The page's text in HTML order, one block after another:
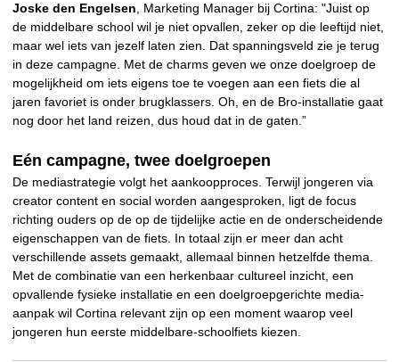
Joske den Engelsen, Marketing Manager bij Cortina: "Juist op
de middelbare school wil je niet opvallen, zeker op die leeftijd niet,
maar wel iets van jezelf laten zien. Dat spanningsveld zie je terug
in deze campagne. Met de charms geven we onze doelgroep de
mogelijkheid om iets eigens toe te voegen aan een fiets die al
jaren favoriet is onder brugklassers. Oh, en de Bro-installatie gaat
nog door het land reizen, dus houd dat in de gaten.”
Eén campagne, twee doelgroepen
De mediastrategie volgt het aankoopproces. Terwijl jongeren via
creator content en social worden aangesproken, ligt de focus
richting ouders op de op de tijdelijke actie en de onderscheidende
eigenschappen van de fiets. In totaal zijn er meer dan acht
verschillende assets gemaakt, allemaal binnen hetzelfde thema.
Met de combinatie van een herkenbaar cultureel inzicht, een
opvallende fysieke installatie en een doelgroepgerichte media-
aanpak wil Cortina relevant zijn op een moment waarop veel
jongeren hun eerste middelbare-schoolfiets kiezen.